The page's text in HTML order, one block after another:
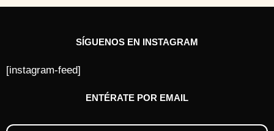
SÍGUENOS EN INSTAGRAM
[instagram-feed]
ENTÉRATE POR EMAIL